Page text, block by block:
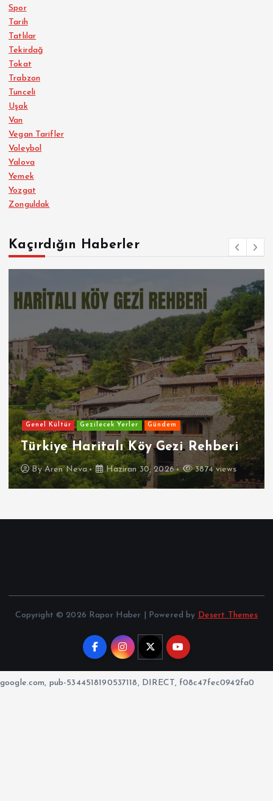
Spor
Tarih
Tatlılar
Tekirdağ
Tokat
Trabzon
Tunceli
Uşak
Van
Vegan Tarifler
Voleybol
Yalova
Yemek
Yozgat
Zonguldak
Kaçırdığın Haberler
Genel Kültür Gezilecek Yerler Gündem
Türkiye Haritalı Köy Gezi Rehberi
ByAren Neva Haziran 30, 2026 3874 views
Copyright © 2026 Rapor Haber | Powered by Desert Themes
google.com, pub-5344518190537118, DIRECT, f08c47fec0942fa0